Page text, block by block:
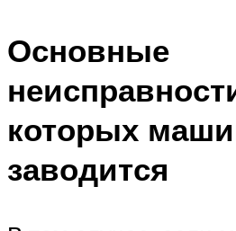
Основные
которых
заводится